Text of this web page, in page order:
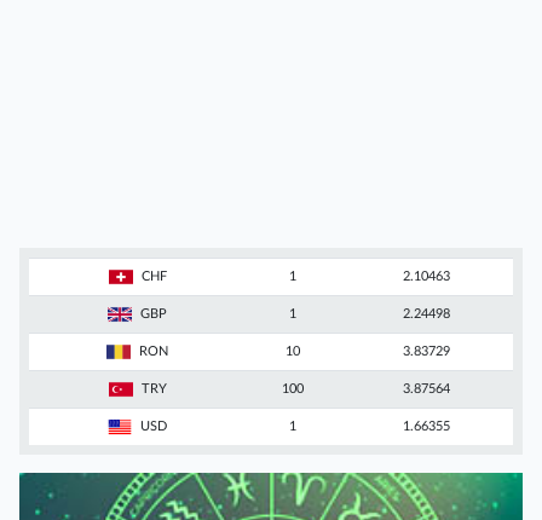
CHF 1 2.10463
GBP 1 2.24498
RON 10 3.83729
TRY 100 3.87564
USD 1 1.66355